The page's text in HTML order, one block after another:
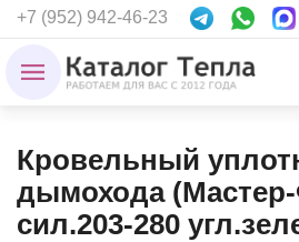
+7 (952) 942-46-23
Кровельный
дымохода
сил.203-280